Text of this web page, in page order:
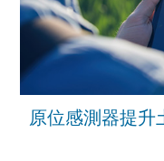
原位感測器提升